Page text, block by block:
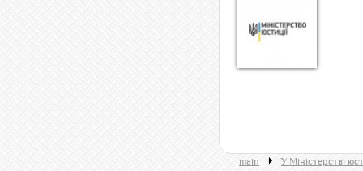
main
У Міністерстві